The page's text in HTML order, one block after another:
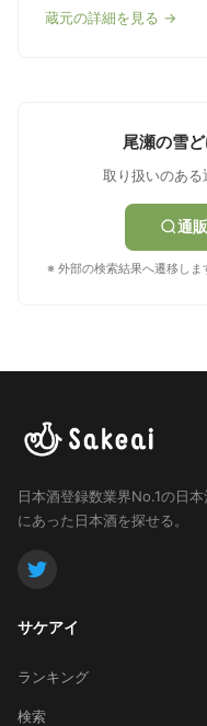
蔵元の詳細を見る →
尾瀬の雪
取り扱いのある
通
※ 外部の検索結果へ遷移しま
日本酒登録数業界No.1の日本
にあった日本酒を探せる。
サケアイ
ランキング
検索